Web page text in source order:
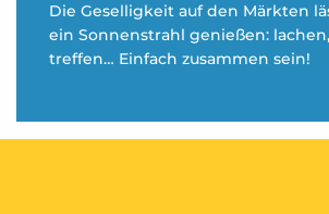
Die Geselligkeit auf den Märkten
ein Sonnenstrahl genießen:
treffen… Einfach zusammen sein!